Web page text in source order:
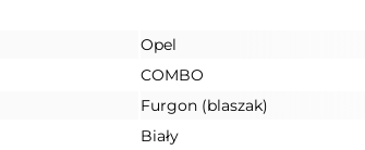
Opel
COMBO
Furgon (blaszak)
Biały